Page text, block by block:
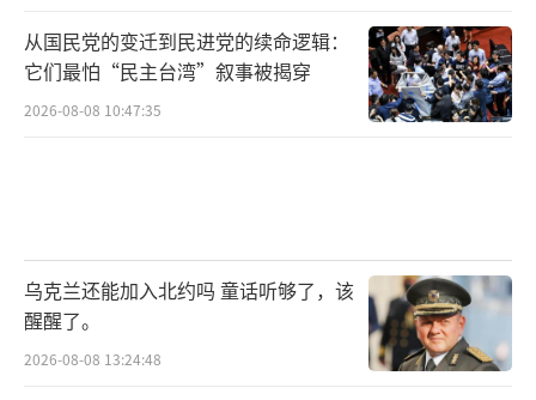
对内，它是一块坚固的奠基石。为建设世
界一流的海空军添砖加瓦。助力快速形成顶尖
战斗力。让守护蓝天的翅膀更加坚强有力。
绘新的精彩。（责任编辑：张蕾 TT0001）
从国民党的变迁到民进党的续命逻辑：
它们最怕“民主台湾”叙事被揭穿
2026-08-08 10:47:35
乌克兰还能加入北约吗 童话听够了，该
醒醒了。
2026-08-08 13:24:48